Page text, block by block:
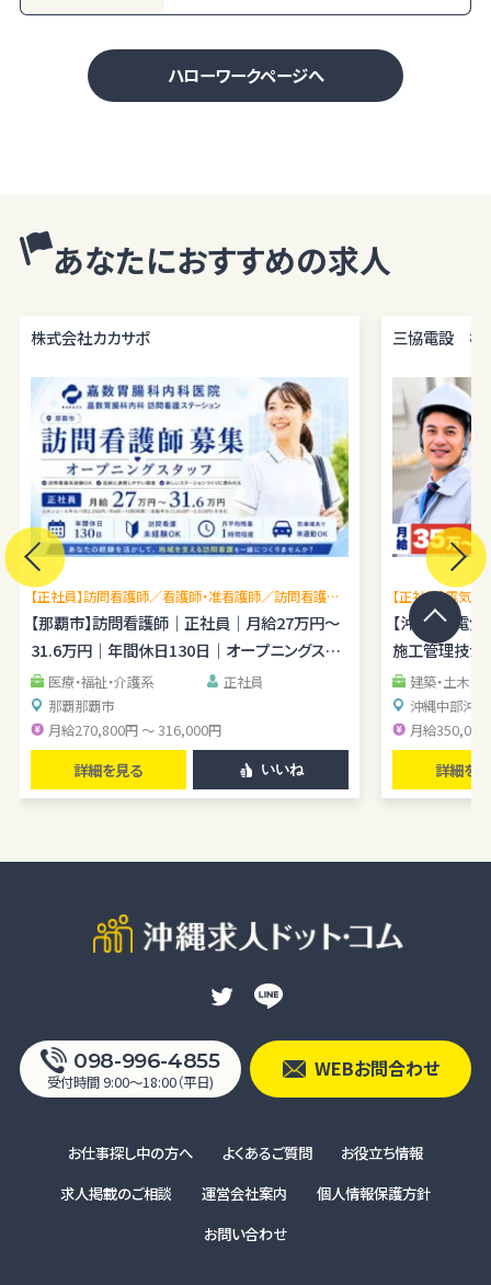
ハローワークページへ
あなたにおすすめの求人
株式会社カカサポ
【正社員】訪問看護師／看護師・准看護師／訪問看護未
経験OK／月平均残業1時間程度／駐車場あり
【那覇市】訪問看護師｜正社員｜月給27万円～
31.6万円｜年間休日130日｜オープニングスタ
ッフ医療・福祉・介護系
正社員
那覇那覇市
月給270,800円 ～ 316,000円
詳細を見る いいね
三協電設 株
【正社員】電気
理経験を広げら
【沖縄市】電
施工管理技
建築・土木・
沖縄中部沖
月給
詳細を
098-996-4855
受付時間 9:00〜18:00（平日)
WEBお問合わせ
お仕事探し中の方へ よくあるご質問
お役立ち情報
求人掲載のご相談
運営会社案内
個人情報保護方針
お問い合わせ